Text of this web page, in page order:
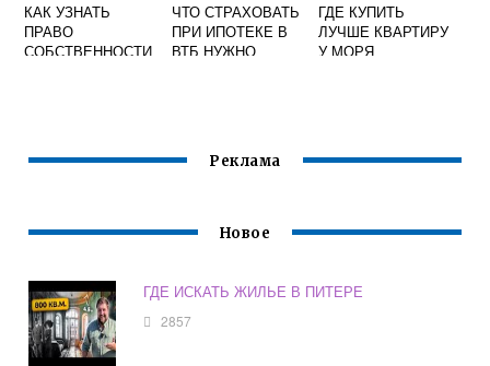
КАК УЗНАТЬ
ПРАВО
СОБСТВЕННОСТИ
ЧТО СТРАХОВАТЬ
ПРИ ИПОТЕКЕ В
ВТБ НУЖНО
ГДЕ КУПИТЬ
ЛУЧШЕ КВАРТИРУ
У МОРЯ
Реклама
Новое
ГДЕ ИСКАТЬ ЖИЛЬЕ В ПИТЕРЕ
2857